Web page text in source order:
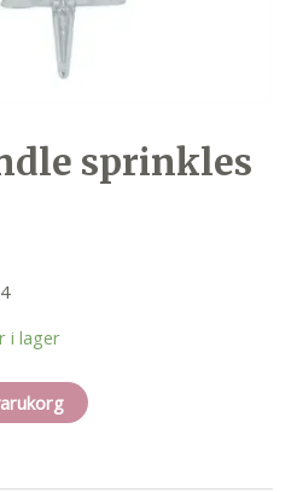
sprinkles
i lager